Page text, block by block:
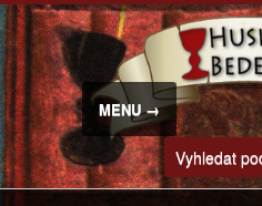
MENU →
Vyhledat